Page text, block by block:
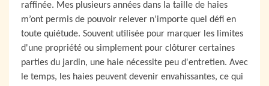
raffinée. Mes plusieurs années dans la taille de haies
m’ont permis de pouvoir relever n’importe quel défi en
toute quiétude. Souvent utilisée pour marquer les limites
d'une propriété ou simplement pour clôturer certaines
parties du jardin, une haie nécessite peu d'entretien. Avec
le temps, les haies peuvent devenir envahissantes, ce qui